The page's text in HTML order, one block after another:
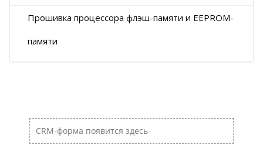
Прошивка процессора флэш-памяти и EEPROM-
памяти